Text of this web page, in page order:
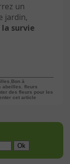
un
jardin,
survie
Bon à
abeilles
fleurs
des fleurs pour les
cet article